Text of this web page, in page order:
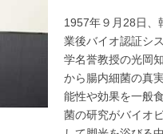
1957年９月28日、
業後バイオ認証シ
学名誉教授の光岡
から腸内細菌の真
能性や効果を一般
菌の研究がバイオ